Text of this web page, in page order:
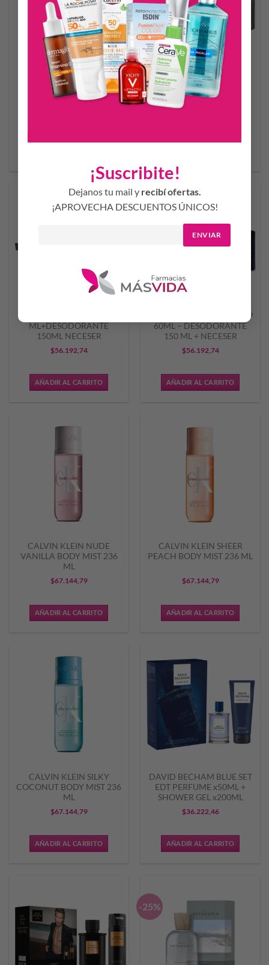
¡Suscribite!
Dejanos tu mail y recibí ofertas.
¡APROVECHA DESCUENTOS ÚNICOS!
ENVIAR
BENSIMON BOLD EDP 50
ML + COOL SPRAY 50ML
BOOS INTENSE
ATTRACTION EDP 60ML –
DESODORANTE 150ML +
NECESER
ML+DESODORANTE
150ML NECESER
$56.192,74
AÑADIR AL CARRITO
BOOS INTENSE NIGHT EDP
60ML – DESODORANTE
150 ML + NECESER
$56.192,74
AÑADIR AL CARRITO
CALVIN KLEIN NUDE
VANILLA BODY MIST 236
ML
$67.144,79
AÑADIR AL CARRITO
CALVIN KLEIN SHEER
PEACH BODY MIST 236 ML
$67.144,79
AÑADIR AL CARRITO
CALVIN KLEIN SILKY
COCONUT BODY MIST 236
ML
$67.144,79
AÑADIR AL CARRITO
DAVID BECHAM BLUE SET
EDT PERFUME x50ML +
SHOWER GEL x200ML
$36.222,46
AÑADIR AL CARRITO
-25%